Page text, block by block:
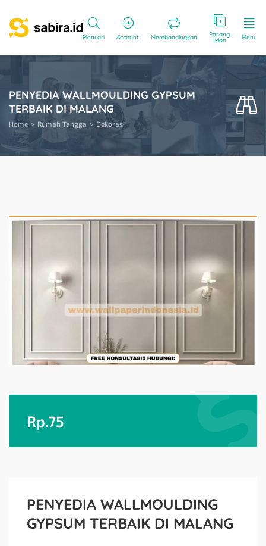
Mencari Account Membandingkan Pasang
Iklan Menu
PENYEDIA WALLMOULDING GYPSUM
TERBAIK DI MALANG
Home Rumah Tangga Dekorasi
Rp.75
PENYEDIA WALLMOULDING
GYPSUM TERBAIK DI MALANG